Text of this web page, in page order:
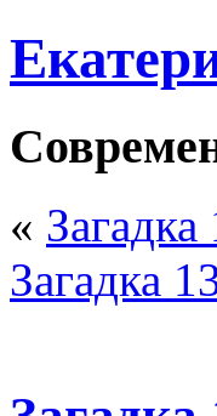
« Загадка
Загадка